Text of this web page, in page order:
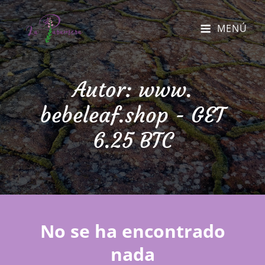
MENÚ
Autor:www.
bebeleaf.shop - GET
6.25 BTC
No se ha encontrado
nada